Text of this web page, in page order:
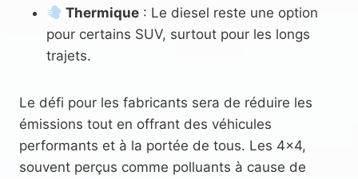
Thermique : Le diesel reste une option
pour certains SUV, surtout pour les longs
trajets.
Le défi pour les fabricants sera de réduire les
émissions tout en offrant des véhicules
performants et à la portée de tous. Les 4×4,
souvent perçus comme polluants à cause de